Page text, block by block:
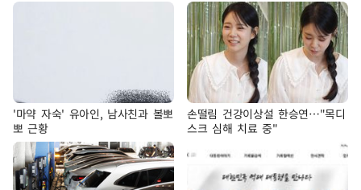
'마약 자숙' 유아인, 남사친과 볼뽀
뽀 근황
손떨림 건강이상설 한승연…"목디
스크 심해 치료 중"